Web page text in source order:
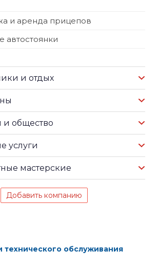
и аренда прицепов
автостоянки
и отдых
и общество
услуги
мастерские
Добавить компанию
технического обслуживания